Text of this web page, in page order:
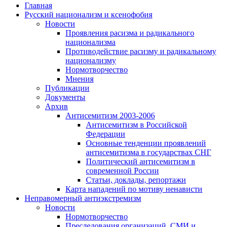
Главная
Русский национализм и ксенофобия
Новости
Проявления расизма и радикального
национализма
Противодействие расизму и радикальному
национализму
Нормотворчество
Мнения
Публикации
Документы
Архив
Антисемитизм 2003-2006
Антисемитизм в Российской
Федерации
Основные тенденции проявлений
антисемитизма в государствах СНГ
Политический антисемитизм в
современной России
Статьи, доклады, репортажи
Карта нападений по мотиву ненависти
Неправомерный антиэкстремизм
Новости
Нормотворчество